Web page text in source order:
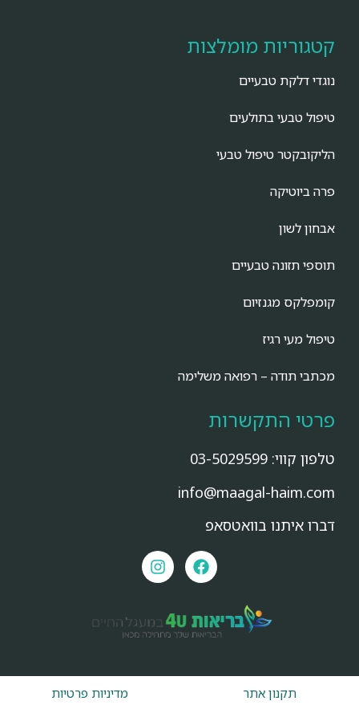
קטגוריות מומלצות
נוגדי דלקת טבעיים
טיפול טבעי בתולעים
הליקובקטר טיפול טבעי
פרה ביוטיקה
אבחון לשון
תוספי תזונה טבעיים
קומפלקס מגנזיום
טיפול מעי רגיז
מכתבי תודה – רפואה משלימה
פרטי התקשרות
טלפון קווי: 03-5029599
info@maagal-haim.com
דברו איתנו בוואטסאפ
תקנון אתר מדיניות פרטיות